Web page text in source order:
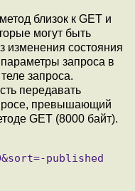
близок к GET и
могут быть
изменения состояния
запроса в
запроса.
передавать
превышающий
GET (8000 байт).